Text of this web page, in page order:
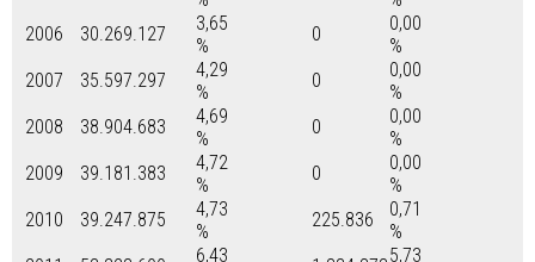
2006
30.269.127
3,65
%
0
0,00
%
2007
35.597.297
4,29
%
0
0,00
%
2008
38.904.683
4,69
%
0
0,00
%
2009
39.181.383
4,72
%
0
0,00
%
2010
39.247.875
4,73
%
225.836
0,71
%
6,43
5,73